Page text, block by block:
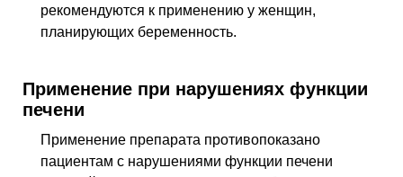
рекомендуются к применению у женщин,
планирующих беременность.
Применение при нарушениях функции
печени
Применение препарата противопоказано
пациентам с нарушениями функции печени